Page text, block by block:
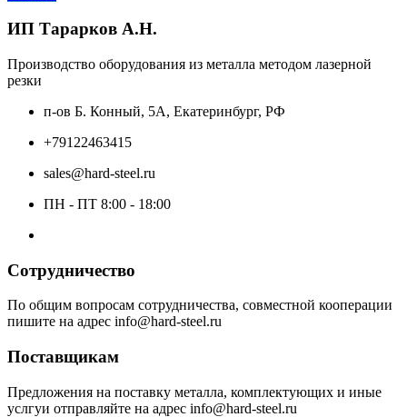
ИП Тарарков А.Н.
Производство оборудования из металла методом лазерной
резки
п-ов Б. Конный, 5А, Екатеринбург, РФ
+79122463415
sales@hard-steel.ru
ПН - ПТ 8:00 - 18:00
Сотрудничество
По общим вопросам сотрудничества, совместной кооперации
пишите на адрес info@hard-steel.ru
Поставщикам
Предложения на поставку металла, комплектующих и иные
услгуи отправляйте на адрес info@hard-steel.ru